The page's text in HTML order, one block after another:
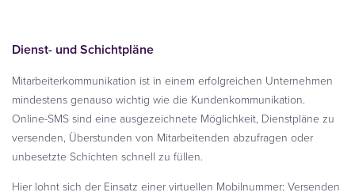
Dienst- und Schichtpläne
Mitarbeiterkommunikation ist in einem erfolgreichen Unternehmen
mindestens genauso wichtig wie die Kundenkommunikation.
Online-SMS sind eine ausgezeichnete Möglichkeit, Dienstpläne zu
versenden, Überstunden von Mitarbeitenden abzufragen oder
unbesetzte Schichten schnell zu füllen.
Hier lohnt sich der Einsatz einer virtuellen Mobilnummer: Versenden